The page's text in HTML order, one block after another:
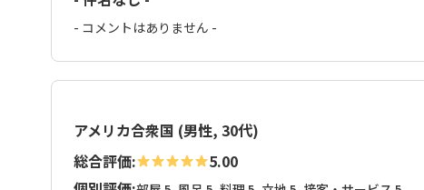
- コメントはありません -
アメリカ合衆国 (男性, 30代)
総合評価:
5.00